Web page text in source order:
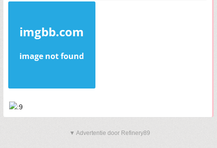
▼ Advertentie door Refinery89